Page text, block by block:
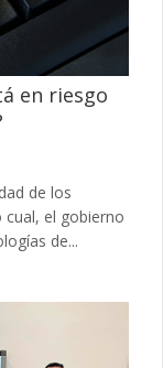
en riesgo
de los
el gobierno
de...